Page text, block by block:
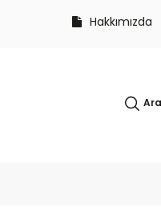
Hakkımızda
Ara